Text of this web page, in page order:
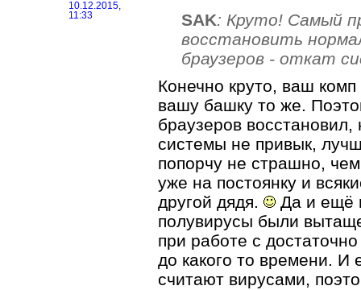
10.12.2015,
11:33
SAK: Круто! Самый
восстановить
браузеров - откат
Конечно круто, ваш
вашу башку то же.
браузеров
системы не привык,
попорчу не страшно,
уже на постоянку и
другой дядя.
Да и ещё
полувирусы были
при работе с
до какого то времени.
считают вирусами,